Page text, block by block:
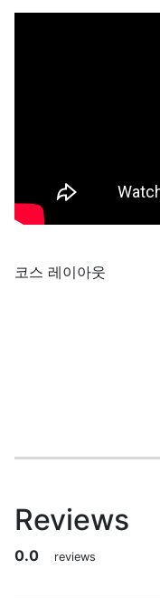
코스 레이아웃
Reviews
0.0 reviews